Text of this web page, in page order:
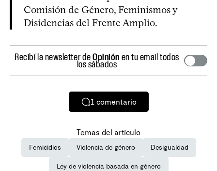
Comisión de Género, Feminismos y
Disidencias del Frente Amplio.
Recibí la newsletter deOpinión en tu email todos
los sábados
1 comentario
Temas del artículo
Femicidios Violencia de género Desigualdad
Ley de violencia basada en género